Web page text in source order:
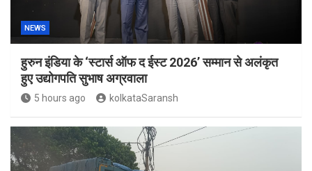
NEWS
हुरुन इंडिया के ‘स्टार्स ऑफ द ईस्ट 2026’ सम्मान से अलंकृत
हुए उद्योगपति सुभाष अग्रवाला
5 hours ago kolkataSaransh